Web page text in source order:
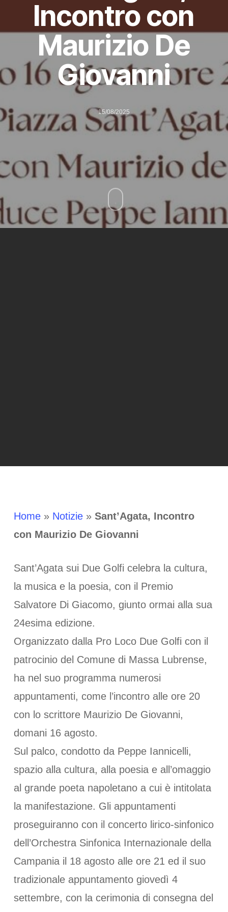
Incontro con
Maurizio De
Giovanni
15/08/2025
Home» Notizie» Sant’Agata, Incontro
con Maurizio De Giovanni
Sant’Agata sui Due Golfi celebra la cultura,
la musica e la poesia, con il Premio
Salvatore Di Giacomo, giunto ormai alla sua
24esima edizione.
Organizzato dalla Pro Loco Due Golfi con il
patrocinio del Comune di Massa Lubrense,
ha nel suo programma numerosi
appuntamenti, come l’incontro alle ore 20
con lo scrittore Maurizio De Giovanni,
domani 16 agosto.
Sul palco, condotto da Peppe Iannicelli,
spazio alla cultura, alla poesia e all’omaggio
al grande poeta napoletano a cui è intitolata
la manifestazione. Gli appuntamenti
proseguiranno con il concerto lirico-sinfonico
dell’Orchestra Sinfonica Internazionale della
Campania il 18 agosto alle ore 21 ed il suo
tradizionale appuntamento giovedì 4
settembre, con la cerimonia di consegna del